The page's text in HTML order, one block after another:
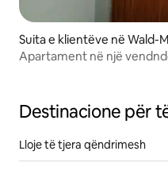
Suita e klientëve në Wald-
Apartament në një
Destinacione për
Lloje të tjera qëndrimesh